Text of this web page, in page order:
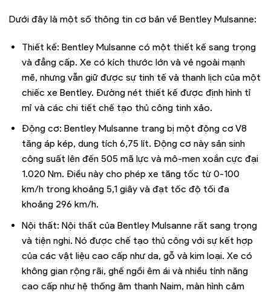
Dưới đây là một số thông tin cơ bản về Bentley Mulsanne:
Thiết kế: Bentley Mulsanne có một thiết kế sang trọng
và đẳng cấp. Xe có kích thước lớn và vẻ ngoài mạnh
mẽ, nhưng vẫn giữ được sự tinh tế và thanh lịch của một
chiếc xe Bentley. Đường nét thiết kế được định hình tỉ
mỉ và các chi tiết chế tạo thủ công tinh xảo.
Động cơ: Bentley Mulsanne trang bị một động cơ V8
tăng áp kép, dung tích 6,75 lít. Động cơ này sản sinh
công suất lên đến 505 mã lực và mô-men xoắn cực đại
1.020 Nm. Điều này cho phép xe tăng tốc từ 0-100
km/h trong khoảng 5,1 giây và đạt tốc độ tối đa
khoảng 296 km/h.
Nội thất: Nội thất của Bentley Mulsanne rất sang trọng
và tiện nghi. Nó được chế tạo thủ công với sự kết hợp
của các vật liệu cao cấp như da, gỗ và kim loại. Xe có
không gian rộng rãi, ghế ngồi êm ái và nhiều tính năng
cao cấp như hệ thống âm thanh Naim, màn hình cảm